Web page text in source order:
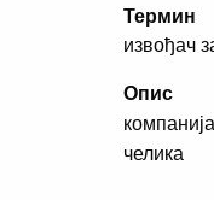
Термин
извођач
Опис
челика